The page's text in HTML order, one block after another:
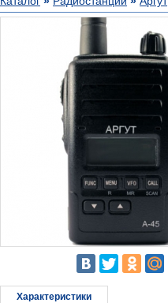
Характеристики